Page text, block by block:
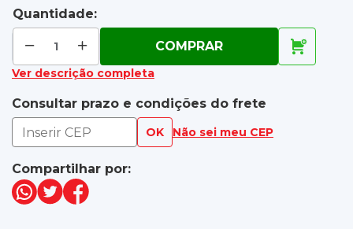
Quantidade:
COMPRAR
Ver descrição completa
Consultar prazo e condições do frete
OK Não sei meu CEP
Compartilhar por: